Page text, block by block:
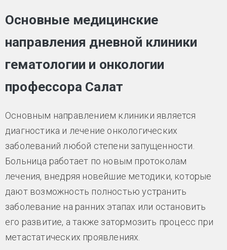
Основные медицинские
направления дневной клиники
гематологии и онкологии
профессора Салат
Основным направлением клиники является
диагностика и лечение онкологических
заболеваний любой степени запущенности.
Больница работает по новым протоколам
лечения, внедряя новейшие методики, которые
дают возможность полностью устранить
заболевание на ранних этапах или остановить
его развитие, а также затормозить процесс при
метастатических проявлениях.